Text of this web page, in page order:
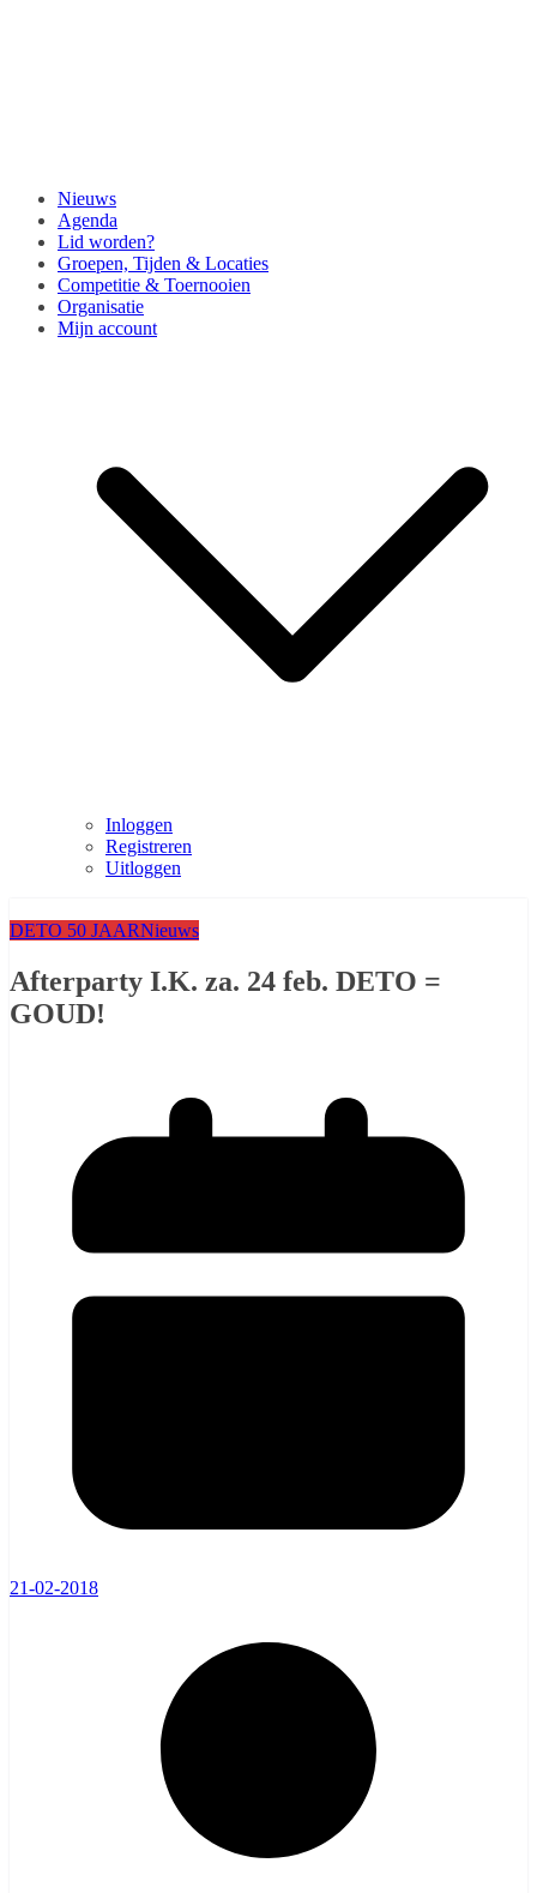
Nieuws
Agenda
Lid worden?
Groepen, Tijden & Locaties
Competitie & Toernooien
Organisatie
Mijn account
Inloggen
Registreren
Uitloggen
DETO 50 JAARNieuws
Afterparty I.K. za. 24 feb. DETO =
GOUD!
21-02-2018